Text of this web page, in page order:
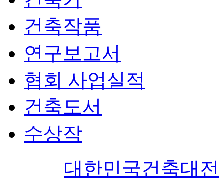
건축작품
연구보고서
협회 사업실적
건축도서
수상작
대한민국건축대전